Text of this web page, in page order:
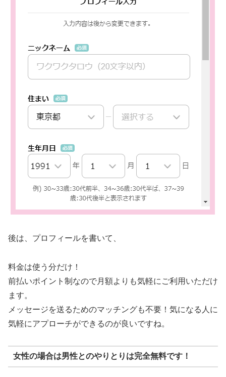
後は、プロフィールを書いて、
料金は使う分だけ！
前払いポイント制なので月額よりも気軽にご利用いただけ
ます。
メッセージを送るためのマッチングも不要！気になる人に
気軽にアプローチができるのが良いですね。
女性の場合は男性とのやりとりは完全無料です！